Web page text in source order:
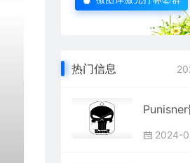
热门信息
2024-